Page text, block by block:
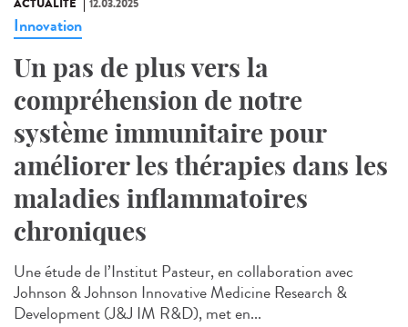
ACTUALITÉ 12.03.2025
Innovation
Un pas de plus vers la
compréhension de notre
système immunitaire pour
améliorer les thérapies dans les
maladies inflammatoires
chroniques
Une étude de l’Institut Pasteur, en collaboration avec
Johnson & Johnson Innovative Medicine Research &
Development (J&J IM R&D), met en...